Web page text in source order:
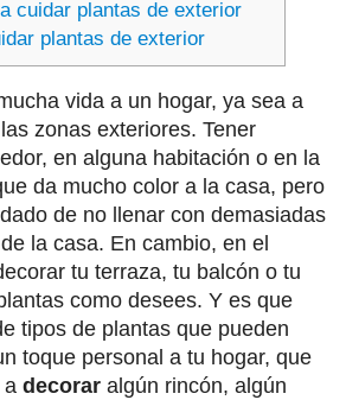
cuidar plantas de exterior
plantas de exterior
vida a un hogar, ya sea a
zonas exteriores. Tener
en alguna habitación o en la
da mucho color a la casa, pero
de no llenar con demasiadas
la casa. En cambio, en el
tu terraza, tu balcón o tu
como desees. Y es que
tipos de plantas que pueden
toque personal a tu hogar, que
a decorar algún rincón, algún